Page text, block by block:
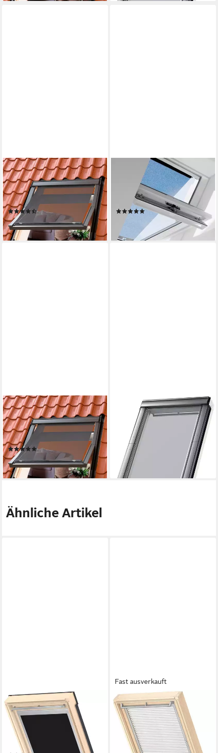
VELUX
Hitzeschutz-Markise mit
Haltekrallen MHL FK00 5060
Tageslicht & Hitzeschutz
(13)
115,84 €
lieferbar - in 6-8 Werktagen bei dir
Hitzeschutz-Markise mit
Haltekrallen MHL 100 5060
Tageslicht & Hitzeschutz
(7)
101,67 €
lieferbar - in 6-8 Werktagen bei dir
VELUX
Hitzeschutz-Markise mit
Haltekrallen MHL UK00 5060
Tageslicht & Hitzeschutz
(1)
163,29 €
lieferbar - in 6-8 Werktagen bei dir
Hitzeschutz-Markise
Haltekrallen MHL Y40 5060
Tageslicht & Hitzeschutz
123,50 €
lieferbar - in 6-8 Werktagen bei dir
Ähnliche Artikel
VELUX
Verdunklungsrollo DBL C02
4249, verdunkelnd, ohne
Bohren, in Führungsschienen,
VELUX »Pick & Click!«,
Fast ausverkauft
VELUX
Jalousie VELUX PAL Jalousie
Dachfenster Rollo [FARBE]
ab 113,90 €
lieferbar - in 4-5 Werktagen bei dir